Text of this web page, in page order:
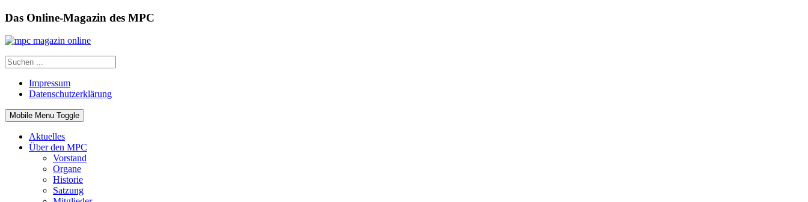
Das Online-Magazin des MPC
Impressum
Datenschutzerklärung
Mobile Menu Toggle
Aktuelles
Über den MPC
Vorstand
Organe
Historie
Satzung